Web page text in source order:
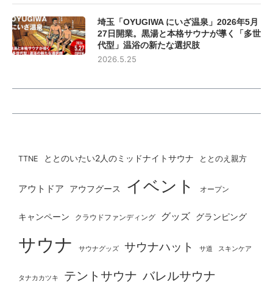
埼玉「OYUGIWA にいざ温泉」2026年5月
27日開業。黒湯と本格サウナが導く「多世
代型」温浴の新たな選択肢
2026.5.25
TTNE ととのいたい2人のミッドナイトサウナ ととのえ親方
アウトドア アウフグース イベント オープン
キャンペーン クラウドファンディング グッズ グランピング
サウナ サウナグッズ サウナハット サ道 スキンケア
タナカカツキ テントサウナ バレルサウナ